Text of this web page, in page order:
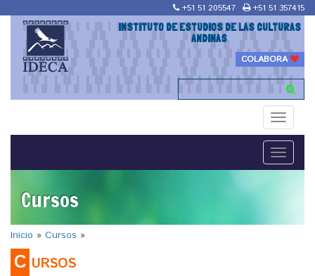
+51 51 205547 +51 51 357415
INSTITUTO DE ESTUDIOS DE LAS CULTURAS
ANDINAS
COLABORA
Toggle
Toggle
Cursos
Inicio » Cursos »
C URSOS